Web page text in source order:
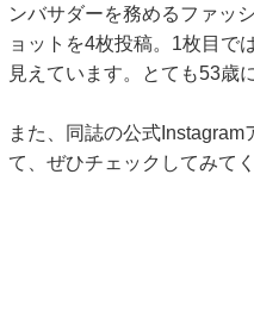
ンバサダーを務めるファッ
ョットを4枚投稿。1枚目で
見えています。とても53歳
また、同誌の公式
て、ぜひチェックしてみてく